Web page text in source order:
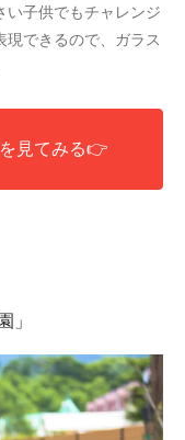
い子供でもチャレンジ
現できるので、ガラス
見てみる👉
」